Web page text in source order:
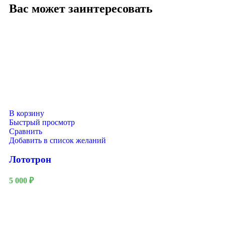
Вас может заинтересовать
В корзину
Быстрый просмотр
Сравнить
Добавить в список желаний
Лототрон
5 000 ₽